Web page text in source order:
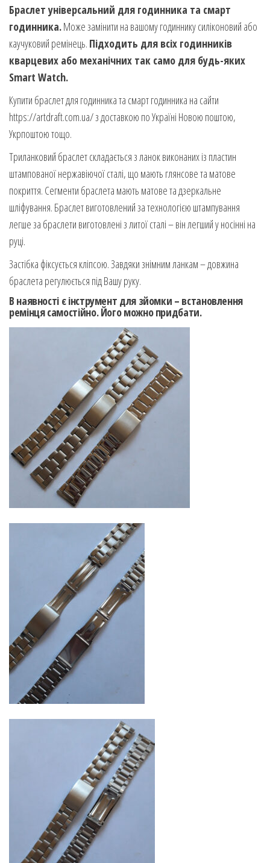
Браслет універсальний для годинника та смарт
годинника.Може замінити на вашому годиннику силіконовий або
каучуковий ремінець. Підходить для всіх годинників
кварцевих або механічних так само для будь-яких
Smart Watch.
Купити браслет для годинника та смарт годинника на сайти
https://artdraft.com.ua/ з доставкою по Україні Новою поштою,
Укрпоштою тощо.
Триланковий браслет складається з ланок виконаних із пластин
штампованої нержавіючої сталі, що мають глянсове та матове
покриття. Сегменти браслета мають матове та дзеркальне
шліфування. Браслет виготовлений за технологією штампування
легше за браслети виготовлені з литої сталі – він легший у носінні на
руці.
Застібка фіксується кліпсою. Завдяки знімним ланкам – довжина
браслета регулюється під Вашу руку.
В наявності є інструмент для зйомки – встановлення
ремінця самостійно. Його можно придбати.